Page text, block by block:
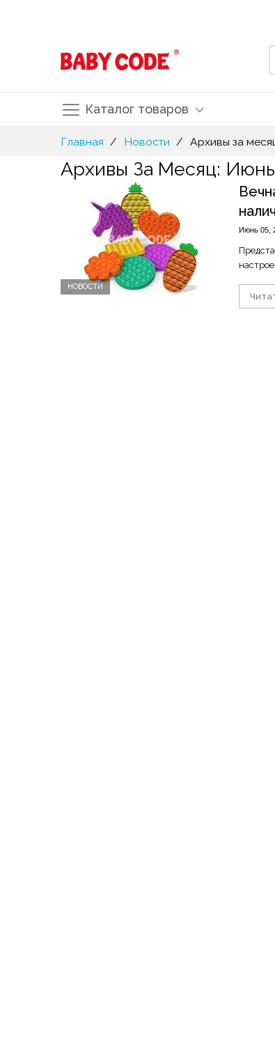
Каталог товаров
Главная Новости Архивы за
Архивы За Месяц: Июнь
НОВОСТИ
Июнь 05,